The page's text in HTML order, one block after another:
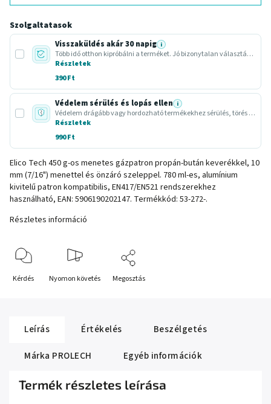
Szolgaltatasok
Visszaküldés akár 30 napig i
Több idő otthon kipróbálni a terméket. Jó bizonytalan választásnál vagy ajándéknál.
Részletek
390 Ft
Védelem sérülés és lopás ellen i
Védelem drágább vagy hordozható termékekhez sérülés, törés vagy lopás esetére.
Részletek
990 Ft
Elico Tech 450 g-os menetes gázpatron propán-bután keverékkel, 10
mm (7/16") menettel és önzáró szeleppel. 780 ml-es, alumínium
kivitelű patron kompatibilis, EN417/EN521 rendszerekhez
használható, EAN: 5906190202147. Termékkód: 53-272-.
Részletes információ
Kérdés Nyomon követés Megosztás
Leírás Értékelés
Beszélgetés
Márka PROLECH Egyéb információk
Termék részletes leírása